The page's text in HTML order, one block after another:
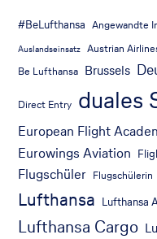
#BeLufthansa Angewandte
Auslandseinsatz Austrian
Be Lufthansa Brussels
Direct Entry duales
European Flight
Eurowings Aviation
Flugschüler Flugschülerin
Lufthansa Lufthansa
Lufthansa Cargo